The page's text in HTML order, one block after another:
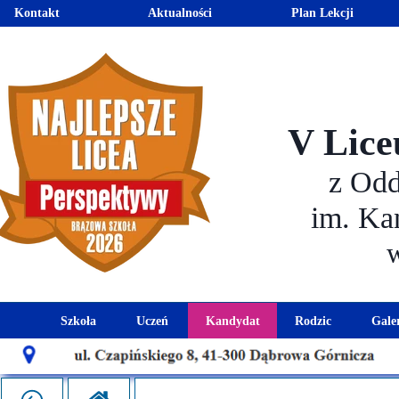
Rodzic
Harmonogram
Szkoła
Historia szkoły
Patron szkoły
Uczeń
Kalendarz roku szkolnego
Kandydat
Aktualności dla
V
z
im.
Plan Lekcji
Aktualności
Kontakt